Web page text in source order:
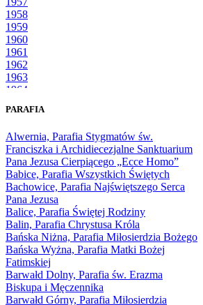
1958
1959
1960
1961
1962
1963
1964
1966
1968
1969
1970
1971
1972
1973
1974
1975
1976
1977
1978
1979
1980
PARAFIA
Alwernia, Parafia Stygmatów św.
Franciszka i Archidiecezjalne Sanktuarium
Pana Jezusa Cierpiącego „Ecce Homo”
Babice, Parafia Wszystkich Świętych
Bachowice, Parafia Najświętszego Serca
Pana Jezusa
Balice, Parafia Świętej Rodziny
Balin, Parafia Chrystusa Króla
Bańska Niżna, Parafia Miłosierdzia Bożego
Bańska Wyżna, Parafia Matki Bożej
Fatimskiej
Barwałd Dolny, Parafia św. Erazma
Biskupa i Męczennika
Barwałd Górny, Parafia Miłosierdzia